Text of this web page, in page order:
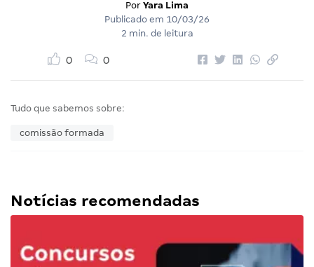
Por Yara Lima
Publicado em 10/03/26
2 min. de leitura
0 0
Tudo que sabemos sobre:
comissão formada
Notícias recomendadas